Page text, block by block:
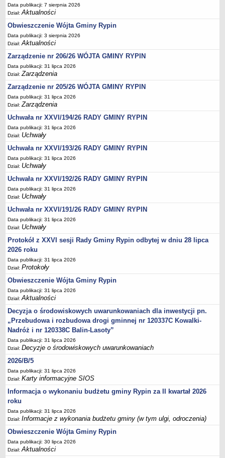
Ogłoszenia o naborze na wolne stanowiska urzędnicze
Lista kandydatów spełniających wymagania formalne w naborach na
wolne stanowiska urzędnicze
Wyniki naboru na wolne stanowiska urzędnicze
Petycje
Sygnaliści
Galeria
Raporty o stanie dostępności
Wnioski
WŁADZE I STRUKTURA
Struktura organizacyjna
Rada gminy
Urząd gminy
Jednostki organizacyjne, GOPS, Instytucja kultury, OSP
Jednostki pomocnicze - sołectwa
Plan pracy komisji rewizyjnej
Sesje Rady Gminy Rypin
PRAWO LOKALNE
Statut
Strategia rozwoju
Uchwały
Projekty uchwał
Protokoły
Imienne wykazy głosowań radnych
Postać dokumentów
Akty Prawne, Dzienniki Ustaw, Monitory Polskie
Prawo miejscowe
Zarządzenia
Studium uwarunkowań i kierunków zagospodarowania
przestrzennego
Dane przestrzenne - MPZP
Stałe obwody głosowania, numery, granice oraz siedziby
obwodowych komisji wyborczych, opis granic okręgów wyborczych
Plan ogólny gminy Rypin
FINANSE GMINY
Budżet
Data publikacji: 7 sierpnia 2026
Dział:Aktualności
Obwieszczenie Wójta Gminy Rypin
Data publikacji: 3 sierpnia 2026
Dział:Aktualności
Zarządzenie nr 206/26 WÓJTA GMINY RYPIN
Data publikacji: 31 lipca 2026
Dział:Zarządzenia
Zarządzenie nr 205/26 WÓJTA GMINY RYPIN
Data publikacji: 31 lipca 2026
Dział:Zarządzenia
Uchwała nr XXVI/194/26 RADY GMINY RYPIN
Data publikacji: 31 lipca 2026
Dział: Uchwały
Uchwała nr XXVI/193/26 RADY GMINY RYPIN
Data publikacji: 31 lipca 2026
Dział: Uchwały
Uchwała nr XXVI/192/26 RADY GMINY RYPIN
Data publikacji: 31 lipca 2026
Dział: Uchwały
Uchwała nr XXVI/191/26 RADY GMINY RYPIN
Data publikacji: 31 lipca 2026
Dział: Uchwały
Protokół z XXVI sesji Rady Gminy Rypin odbytej w dniu 28 lipca
2026 roku
Data publikacji: 31 lipca 2026
Dział:Protokoły
Obwieszczenie Wójta Gminy Rypin
Data publikacji: 31 lipca 2026
Dział:Aktualności
Decyzja o środowiskowych uwarunkowaniach dla inwestycji pn.
„Przebudowa i rozbudowa drogi gminnej nr 120337C Kowalki-
Nadróż i nr 120338C Balin-Lasoty”
Data publikacji: 31 lipca 2026
Dział:Decyzje o środowiskowych uwarunkowaniach
2026/B/5
Data publikacji: 31 lipca 2026
Dział:Karty informacyjne SIOS
Informacja o wykonaniu budżetu gminy Rypin za II kwartał 2026
roku
Data publikacji: 31 lipca 2026
Dział:Informacje z wykonania budżetu gminy (w tym ulgi, odroczenia)
Obwieszczenie Wójta Gminy Rypin
Data publikacji: 30 lipca 2026
Dział:Aktualności